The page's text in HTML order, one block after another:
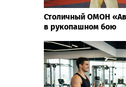
Столичный ОМОН
в рукопашном бою